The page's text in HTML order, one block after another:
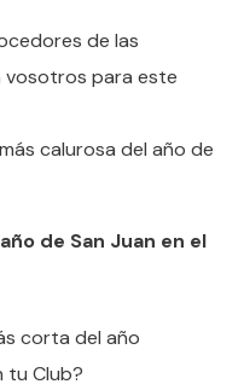
de las
para este
calurosa del año de
de San Juan en el
corta del año
tu Club?